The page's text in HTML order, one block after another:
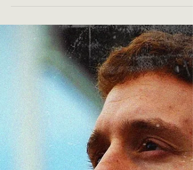
Koenig, Technicienne
Son/Mixeuse son
Marine Koenig est Technicienne du son on chez
VA LEUR DIRE ASSOCIATION · Intermittent
spectacle. Source :
https://www.linkedin.com/in/...